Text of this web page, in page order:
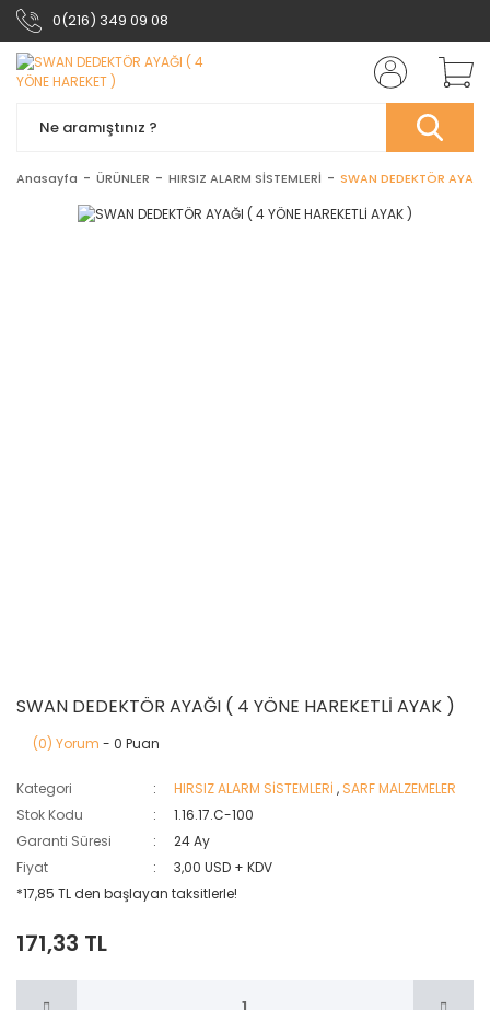
0(216) 349 09 08
Anasayfa ÜRÜNLER HIRSIZ ALARM SİSTEMLERİ SWAN DEDEKTÖR
SWAN DEDEKTÖR AYAĞI ( 4 YÖNE HAREKETLİ AYAK )
(0) Yorum - 0 Puan
Kategori HIRSIZ ALARM SİSTEMLERİ , SARF MALZEMELER
Stok Kodu
1.16.17.C-100
Garanti Süresi
24 Ay
Fiyat
3,00 USD + KDV
*17,85 TL den başlayan taksitlerle!
171,33 TL